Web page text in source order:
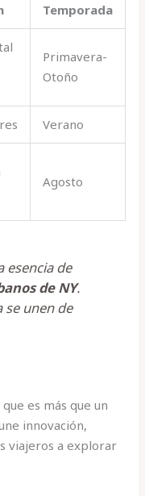
Temporada
Primavera-
Otoño
Verano
Agosto
esencia de
de NY.
unen de
es más que un
innovación,
viajeros a explorar